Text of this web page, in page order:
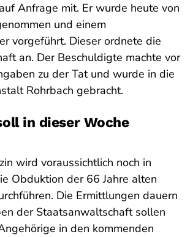
auf Anfrage mit. Er wurde heute von
und einem
vorgeführt. Dieser ordnete die
an. Der Beschuldigte machte vor
zu der Tat und wurde in die
Rohrbach gebracht.
in dieser Woche
wird voraussichtlich noch in
Obduktion der 66 Jahre alten
Die Ermittlungen dauern
der Staatsanwaltschaft sollen
in den kommenden